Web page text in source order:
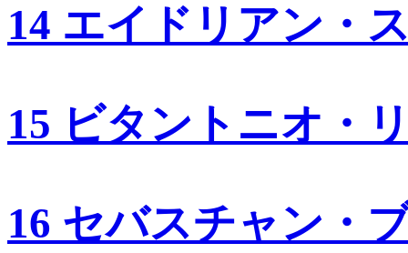
14 エイドリアン・
15 ビタントニオ・
16 セバスチャン・